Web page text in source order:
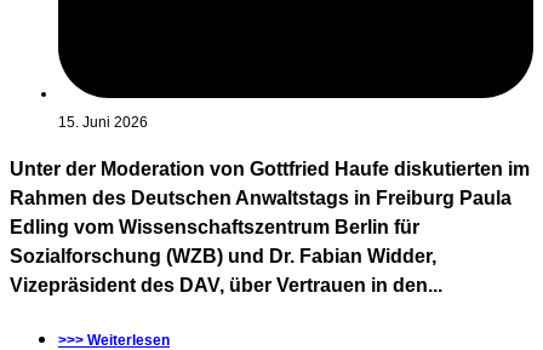
15. Juni 2026
Unter der Moderation von Gottfried Haufe diskutierten im
Rahmen des Deutschen Anwaltstags in Freiburg Paula
Edling vom Wissenschaftszentrum Berlin für
Sozialforschung (WZB) und Dr. Fabian Widder,
Vizepräsident des DAV, über Vertrauen in den...
>>> Weiterlesen